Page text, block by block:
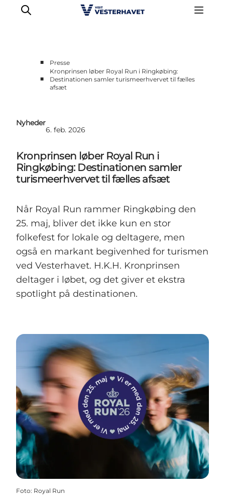
Erhvervsside
Medlemskab
Om os
■ Presse
■
Kronprinsen løber Royal Run i Ringkøbing:
Destinationen samler turismeerhvervet til fælles
afsæt
Nyheder
6. feb. 2026
Kronprinsen løber Royal Run i
Ringkøbing: Destinationen samler
turismeerhvervet til fælles afsæt
Når Royal Run rammer Ringkøbing den
25. maj, bliver det ikke kun en stor
folkefest for lokale og deltagere, men
også en markant begivenhed for turismen
ved Vesterhavet. H.K.H. Kronprinsen
deltager i løbet, og det giver et ekstra
spotlight på destinationen.
Foto: Royal Run